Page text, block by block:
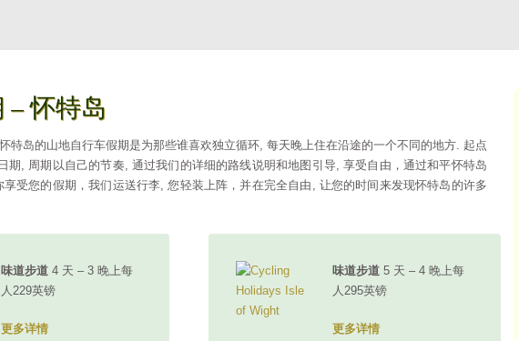
– 怀特岛
特岛的山地自行车假期是为那些谁喜欢独立循环, 每天晚上住在沿途的一个不同的地方. 起点
期, 周期以自己的节奏, 通过我们的详细的路线说明和地图引导, 享受自由，通过和平怀特岛
受您的假期，我们运送行李, 您轻装上阵，并在完全自由, 让您的时间来发现怀特岛的许多
味道步道 4 天 – 3 晚上每
人229英镑
更多详情
味道步道 5 天 – 4 晚上每
人295英镑
更多详情